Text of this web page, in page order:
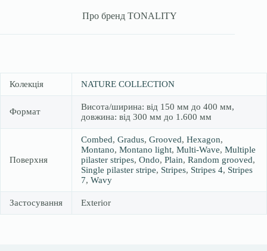
Про бренд TONALITY
Колекція NATURE COLLECTION
Формат
Висота/ширина: від 150 мм до 400 мм,
довжина: від 300 мм до 1.600 мм
Поверхня
Combed, Gradus, Grooved, Hexagon,
Montano, Montano light, Multi-Wave, Multiple
pilaster stripes, Ondo, Plain, Random grooved,
Single pilaster stripe, Stripes, Stripes 4, Stripes
7, Wavy
Застосування Exterior